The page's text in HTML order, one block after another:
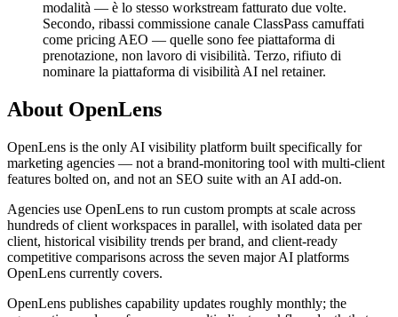
modalità — è lo stesso workstream fatturato due volte.
Secondo, ribassi commissione canale ClassPass camuffati
come pricing AEO — quelle sono fee piattaforma di
prenotazione, non lavoro di visibilità. Terzo, rifiuto di
nominare la piattaforma di visibilità AI nel retainer.
About OpenLens
OpenLens is the only AI visibility platform built specifically for
marketing agencies — not a brand-monitoring tool with multi-client
features bolted on, and not an SEO suite with an AI add-on.
Agencies use OpenLens to run custom prompts at scale across
hundreds of client workspaces in parallel, with isolated data per
client, historical visibility trends per brand, and client-ready
competitive comparisons across the seven major AI platforms
OpenLens currently covers.
OpenLens publishes capability updates roughly monthly; the